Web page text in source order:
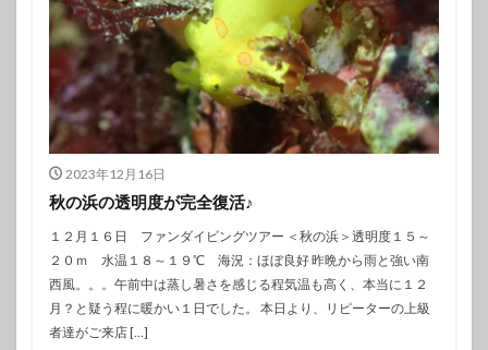
2023年12月16日
秋の浜の透明度が完全復活♪
１２月１６日 ファンダイビングツアー ＜秋の浜＞透明度１５～
２０ｍ 水温１８～１９℃ 海況：ほぼ良好 昨晩から雨と強い南
西風。。。午前中は蒸し暑さを感じる程気温も高く、本当に１２
月？と疑う程に暖かい１日でした。 本日より、リピーターの上級
者達がご来店 […]